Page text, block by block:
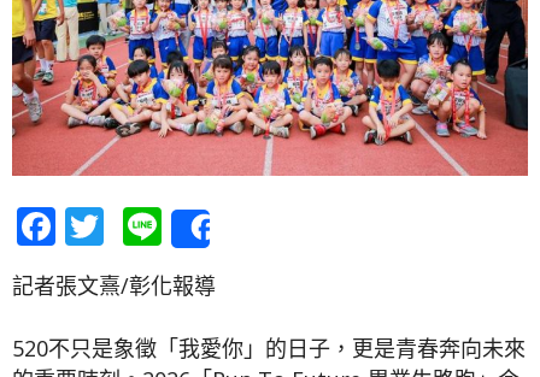
Facebook
Twitter
Line
記者張文熹/彰化報導
520不只是象徵「我愛你」的日子，更是青春奔向未來